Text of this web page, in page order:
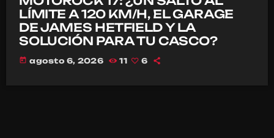
LÍMITE A 120 KM/H, EL GARAGE
DE JAMES HETFIELD Y LA
SOLUCIÓN PARA TU CASCO?
today agosto 6, 2026 11 6